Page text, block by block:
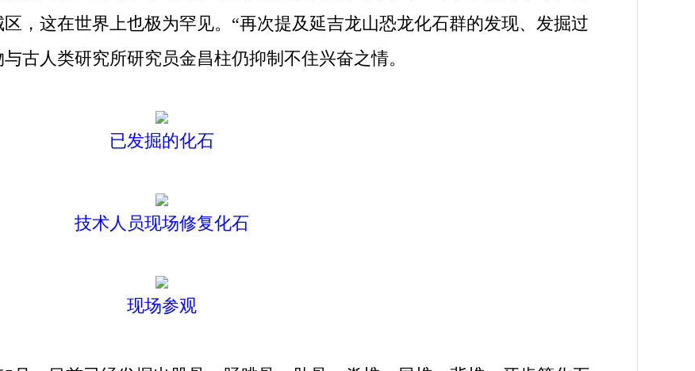
，这在世界上也极为罕见。“再次提及延吉龙山恐龙化石群的发现、发掘过
古人类研究所研究员金昌柱仍抑制不住兴奋之情。
已发掘的化石
技术人员现场修复化石
现场参观